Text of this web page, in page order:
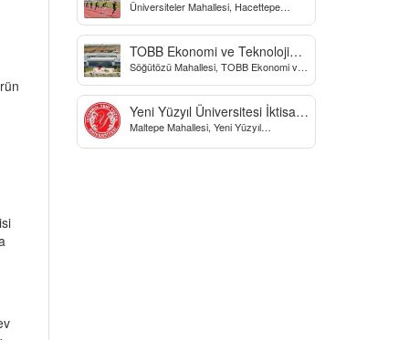
Biyomekanik Laboratuvarı
Üniversiteler Mahallesi, Hacettepe
Yo, Çankaya/Ankara, Türkiye
TOBB Ekonomi ve Teknoloji
Üniversitesi
Söğütözü Mahallesi, TOBB Ekonomi ve
Caddesi, Ankara, Türkiye
Yeni Yüzyıl Üniversitesi İktisadi
ve İdari Bilimler Fakültesi
Maltepe Mahallesi, Yeni Yüzyıl